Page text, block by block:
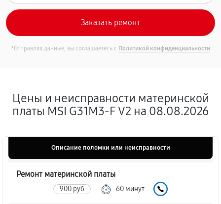
*Отправляя данные, вы соглашаетесь с Политикой конфиденциальности
Цены и неисправности материнской
платы MSI G31M3-F V2 на 08.08.2026
Описание поломки или неисправности
Ремонт материнской платы
900 руб 60 минут